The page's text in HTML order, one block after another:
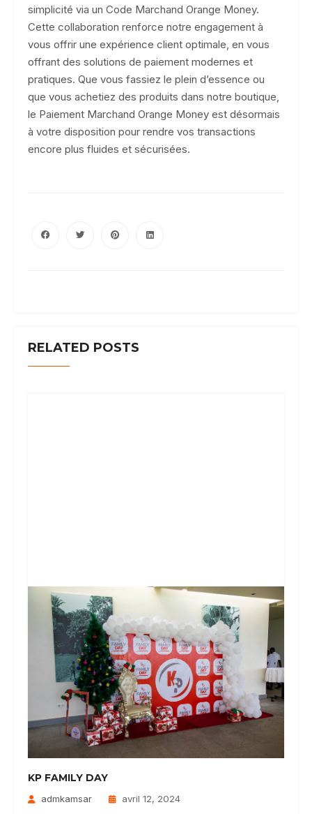
simplicité via un Code Marchand Orange Money.
Cette collaboration renforce notre engagement à
vous offrir une expérience client optimale, en vous
offrant des solutions de paiement modernes et
pratiques. Que vous fassiez le plein d’essence ou
que vous achetiez des produits dans notre boutique,
le Paiement Marchand Orange Money est désormais
à votre disposition pour rendre vos transactions
encore plus fluides et sécurisées.
RELATED POSTS
KP FAMILY DAY
admkamsar avril 12, 2024